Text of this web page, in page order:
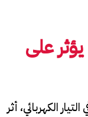
يؤثر على
الكهربائي، أثر